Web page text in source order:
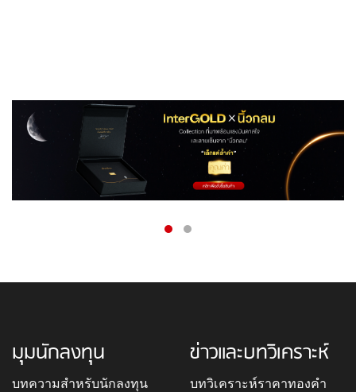
มุมนักลงทุน
บทความสำหรับนักลงทุน
ข่าวและบทวิเคราะห์
บทวิเคราะห์ราคาทองคำ